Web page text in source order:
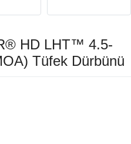
HD LHT™ 4.5-
Tüfek Dürbünü